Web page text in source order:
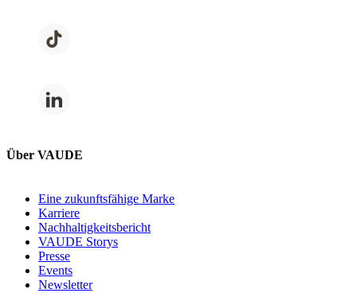
Über VAUDE
Eine zukunftsfähige Marke
Karriere
Nachhaltigkeitsbericht
VAUDE Storys
Presse
Events
Newsletter